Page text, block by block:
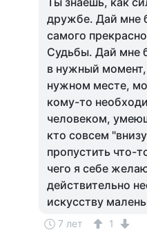
дружбе. Дай мне
самого
Судьбы. Дай мне
в нужный
нужном месте,
кому-то
человеком,
кто совсем
пропустить что-
чего я себе
действительно
искусству
7 лет 1